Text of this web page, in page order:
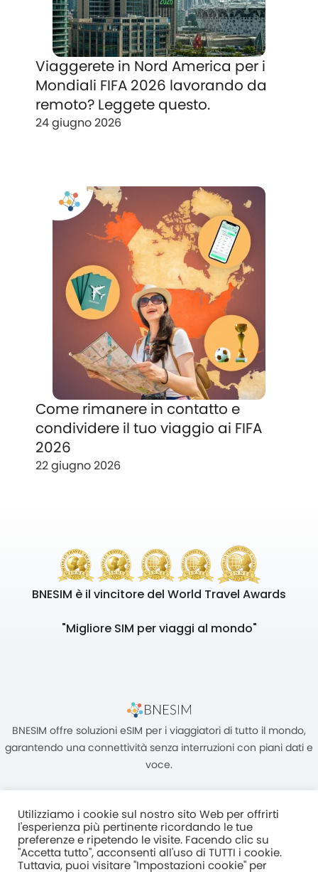
Viaggerete in Nord America per i
Mondiali FIFA 2026 lavorando da
remoto? Leggete questo.
24 giugno 2026
Come rimanere in contatto e
condividere il tuo viaggio ai FIFA
2026
22 giugno 2026
BNESIM è il vincitore del World Travel Awards
"Migliore SIM per viaggi al mondo"
BNESIM offre soluzioni eSIM per i viaggiatori di tutto il mondo,
garantendo una connettività senza interruzioni con piani dati e
voce.
Unità C, 8/F, King Palace Plaza, NO:55 King Yip Street, Kwun Tong,
Kowloon, HONG KONG
Utilizziamo i cookie sul nostro sito Web per offrirti
l'esperienza più pertinente ricordando le tue
preferenze e ripetendo le visite. Facendo clic su
"Accetta tutto", acconsenti all'uso di TUTTI i cookie.
Tuttavia, puoi visitare "Impostazioni cookie" per